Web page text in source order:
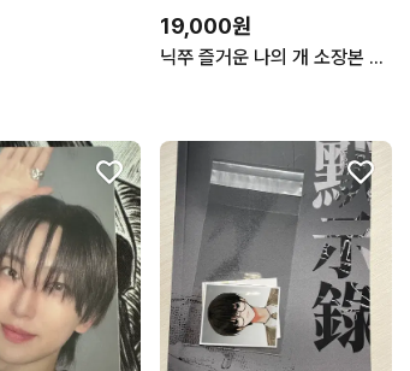
19,000원
닉쭈 즐거운 나의 개 소장본 +기본특전